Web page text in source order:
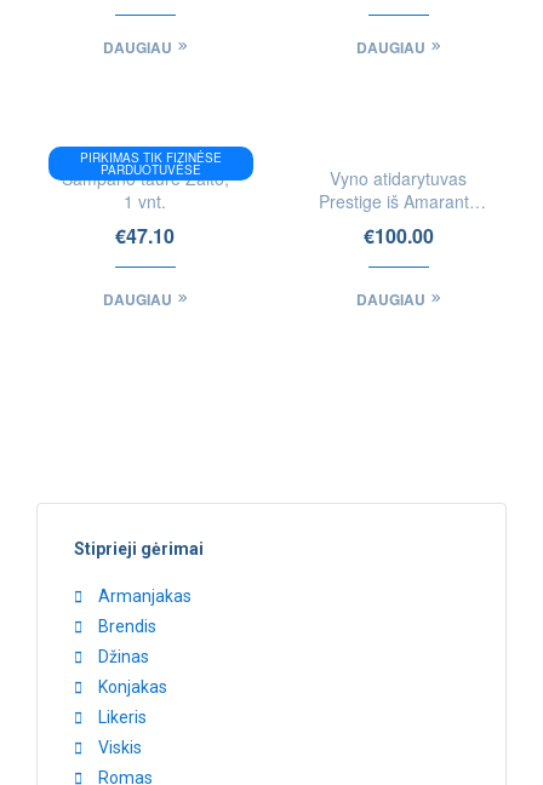
DAUGIAU DAUGIAU
PIRKIMAS TIK FIZINĖSE
PARDUOTUVĖSE
Šampano taurė Zalto,
1 vnt.
€47.10
DAUGIAU
Vyno atidarytuvas
Prestige iš Amaranth
medienos
€100.00
DAUGIAU
Stiprieji gėrimai
Armanjakas
Brendis
Džinas
Konjakas
Likeris
Viskis
Romas